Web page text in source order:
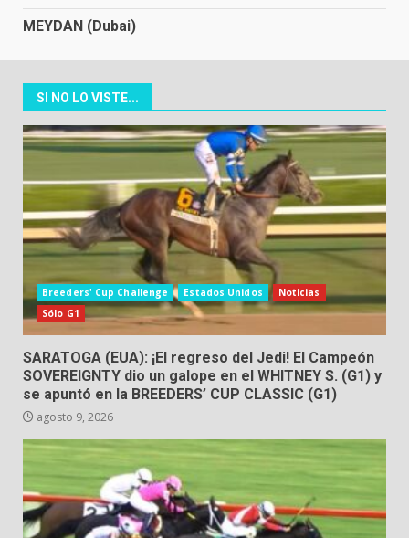
MEYDAN (Dubai)
SI NO LO VISTE...
Breeders' Cup Challenge Estados Unidos
Noticias
Sólo G1
SARATOGA (EUA): ¡El regreso del Jedi! El Campeón
SOVEREIGNTY dio un galope en el WHITNEY S. (G1) y
se apuntó en la BREEDERS’ CUP CLASSIC (G1)
agosto 9, 2026